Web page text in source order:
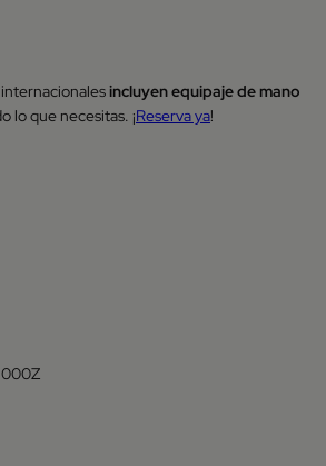
incluyen equipaje de mano
lo que necesitas. ¡Reserva ya!